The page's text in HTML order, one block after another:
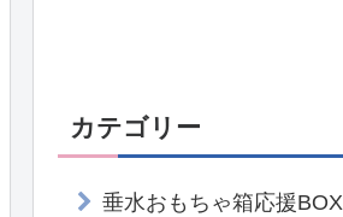
カテゴリー
垂水おもちゃ箱応援BOX